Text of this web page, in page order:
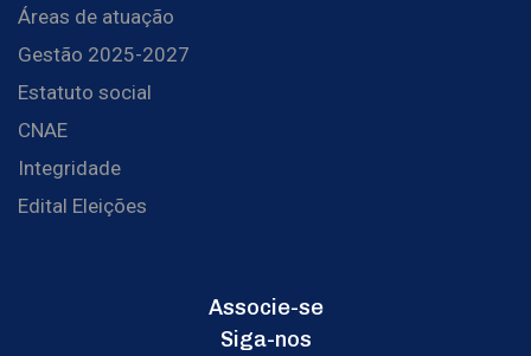
Áreas de atuação
Gestão 2025-2027
Estatuto social
CNAE
Integridade
Edital Eleições
Associe-se
Siga-nos